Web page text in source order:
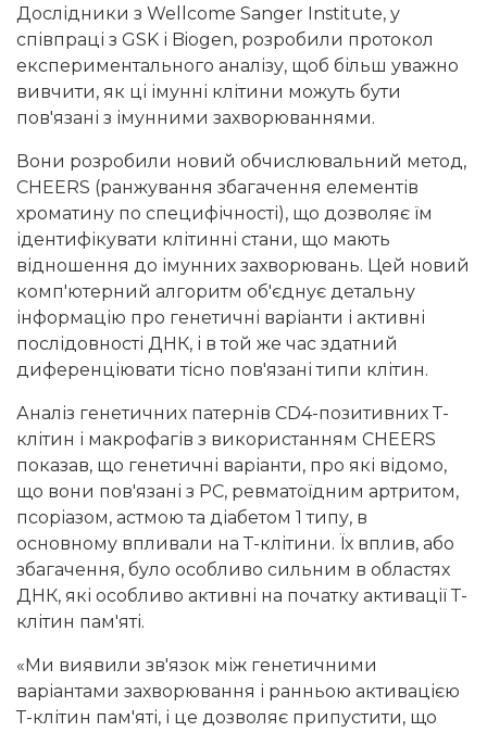
Дослідники з Wellcome Sanger Institute, у
співпраці з GSK і Biogen, розробили протокол
експериментального аналізу, щоб більш уважно
вивчити, як ці імунні клітини можуть бути
пов'язані з імунними захворюваннями.
Вони розробили новий обчислювальний метод,
CHEERS (ранжування збагачення елементів
хроматину по специфічності), що дозволяє їм
ідентифікувати клітинні стани, що мають
відношення до імунних захворювань. Цей новий
комп'ютерний алгоритм об'єднує детальну
інформацію про генетичні варіанти і активні
послідовності ДНК, і в той же час здатний
диференціювати тісно пов'язані типи клітин.
Аналіз генетичних патернів CD4-позитивних Т-
клітин і макрофагів з використанням CHEERS
показав, що генетичні варіанти, про які відомо,
що вони пов'язані з РС, ревматоїдним артритом,
псоріазом, астмою та діабетом 1 типу, в
основному впливали на Т-клітини. Їх вплив, або
збагачення, було особливо сильним в областях
ДНК, які особливо активні на початку активації Т-
клітин пам'яті.
«Ми виявили зв'язок між генетичними
варіантами захворювання і ранньою активацією
Т-клітин пам'яті, і це дозволяє припустити, що